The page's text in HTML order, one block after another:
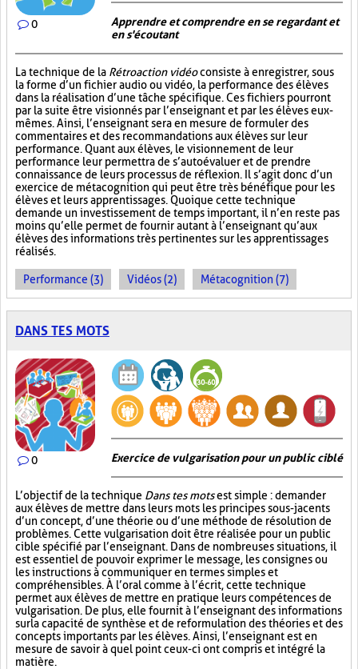
0
Apprendre et comprendre en se regardant et
en s'écoutant
La technique de la Rétroaction vidéoconsiste à enregistrer, sous
la forme d’un fichier audio ou vidéo, la performance des élèves
dans la réalisation d’une tâche spécifique. Ces fichiers pourront
par la suite être visionnés par l’enseignant et par les élèves eux-
mêmes. Ainsi, l’enseignant sera en mesure de formuler des
commentaires et des recommandations aux élèves sur leur
performance. Quant aux élèves, le visionnement de leur
performance leur permettra de s’autoévaluer et de prendre
connaissance de leurs processus de réflexion. Il s’agit donc d’un
exercice de métacognition qui peut être très bénéfique pour les
élèves et leurs apprentissages. Quoique cette technique
demande un investissement de temps important, il n’en reste pas
moins qu’elle permet de fournir autant à l’enseignant qu’aux
élèves des informations très pertinentes sur les apprentissages
réalisés.
Performance (3) Vidéos (2) Métacognition (7)
DANS TES MOTS
0 Exercice de vulgarisation pour un public ciblé
L’objectif de la technique Dans tes motsest simple : demander
aux élèves de mettre dans leurs mots les principes sous-jacents
d’un concept, d’une théorie ou d’une méthode de résolution de
problèmes. Cette vulgarisation doit être réalisée pour un public
cible spécifié par l’enseignant. Dans de nombreuses situations, il
est essentiel de pouvoir exprimer le message, les consignes ou
les instructions à communiquer en termes simples et
compréhensibles. À l’oral comme à l’écrit, cette technique
permet aux élèves de mettre en pratique leurs compétences de
vulgarisation. De plus, elle fournit à l’enseignant des informations
sur la capacité de synthèse et de reformulation des théories et des
concepts importants par les élèves. Ainsi, l’enseignant est en
mesure de savoir à quel point ceux-ci ont compris et intégré la
matière.